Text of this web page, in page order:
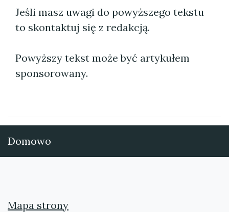
Jeśli masz uwagi do powyższego tekstu
to skontaktuj się z redakcją.
Powyższy tekst może być artykułem
sponsorowany.
Domowo
Mapa strony